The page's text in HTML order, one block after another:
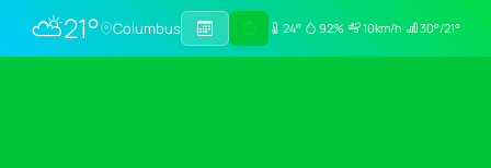
⛅21° Columbus 24° 92% 10km/h 30°/21°